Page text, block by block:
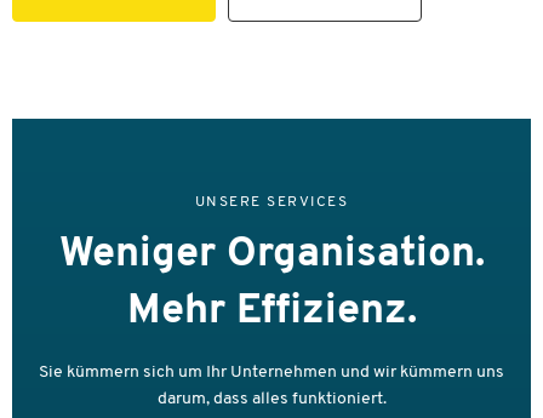
UNSERE SERVICES
Weniger Organisation.
Mehr Effizienz.
Sie kümmern sich um Ihr Unternehmen und wir kümmern uns
darum, dass alles funktioniert.